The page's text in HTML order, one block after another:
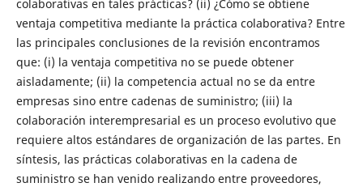
colaborativas en tales prácticas? (ii) ¿Cómo se obtiene
ventaja competitiva mediante la práctica colaborativa? Entre
las principales conclusiones de la revisión encontramos
que: (i) la ventaja competitiva no se puede obtener
aisladamente; (ii) la competencia actual no se da entre
empresas sino entre cadenas de suministro; (iii) la
colaboración interempresarial es un proceso evolutivo que
requiere altos estándares de organización de las partes. En
síntesis, las prácticas colaborativas en la cadena de
suministro se han venido realizando entre proveedores,